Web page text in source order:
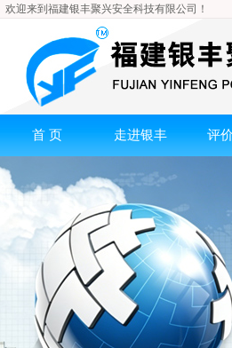
欢迎来到福建银丰聚兴安全科技有限公司！
首 页 走进银丰 评